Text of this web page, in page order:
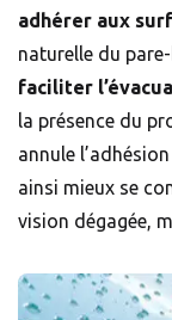
adhérer aux
naturelle du
faciliter
la présence du
annule
ainsi mieux se
vision dégagée,